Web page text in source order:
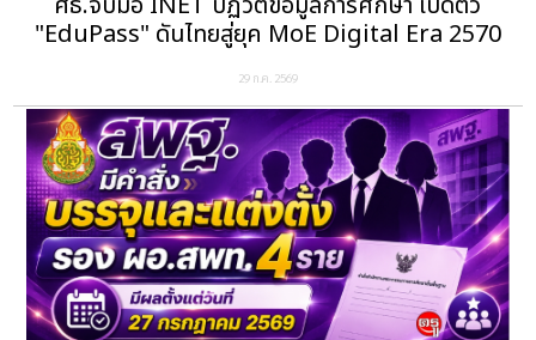
"EduPass" ดันไทยสู่ยุค MoE Digital Era 2570
29 ก.ค. 2569